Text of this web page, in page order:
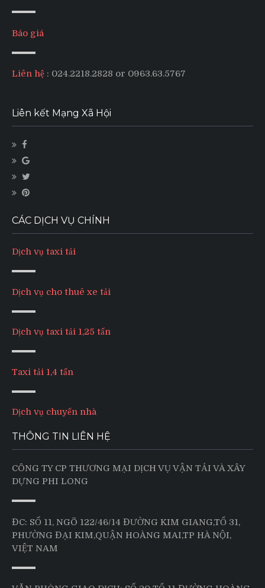
Báo giá
Liên hệ : 024.2218.2828 or 0963.63.5767
Liên kết Mạng Xã Hội
CÁC DỊCH VỤ CHÍNH
Dịch vụ taxi tải
Dịch vụ cho thuê xe tải
Dịch vụ taxi tải 1,25 tấn
Taxi tải 1,4 tấn
Dịch vụ chuyển nhà
THÔNG TIN LIÊN HỆ
CÔNG TY CP THƯƠNG MẠI DỊCH VỤ VẬN TẢI VÀ XÂY
DỰNG PHI LONG
ĐC: SỐ 11, NGÕ 122/46/14 ĐƯỜNG KIM GIANG,TỔ 31,
PHƯỜNG ĐẠI KIM,QUẬN HOÀNG MAI,TP HÀ NỘI,
VIỆT NAM